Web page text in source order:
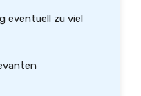
eventuell zu viel